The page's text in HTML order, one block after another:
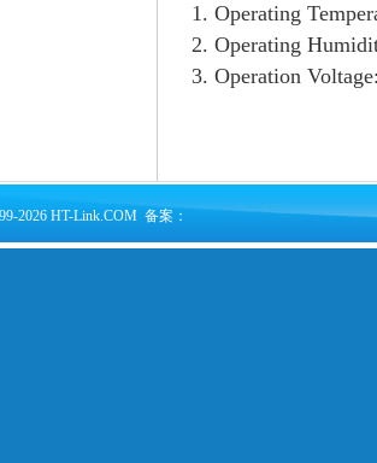
1. Operating
2. Operating
3. Operation
2026 HT-Link.COM 备案：